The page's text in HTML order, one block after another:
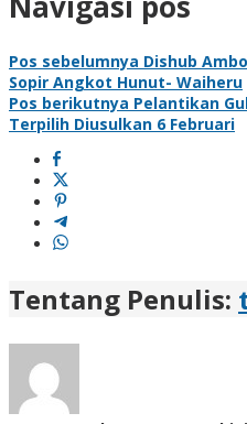
Pos sebelumnya Dishub
Sopir Angkot Hunut- Waiheru
Pos berikutnya Pelantikan
Terpilih Diusulkan 6 Februari
Tentang Penulis: